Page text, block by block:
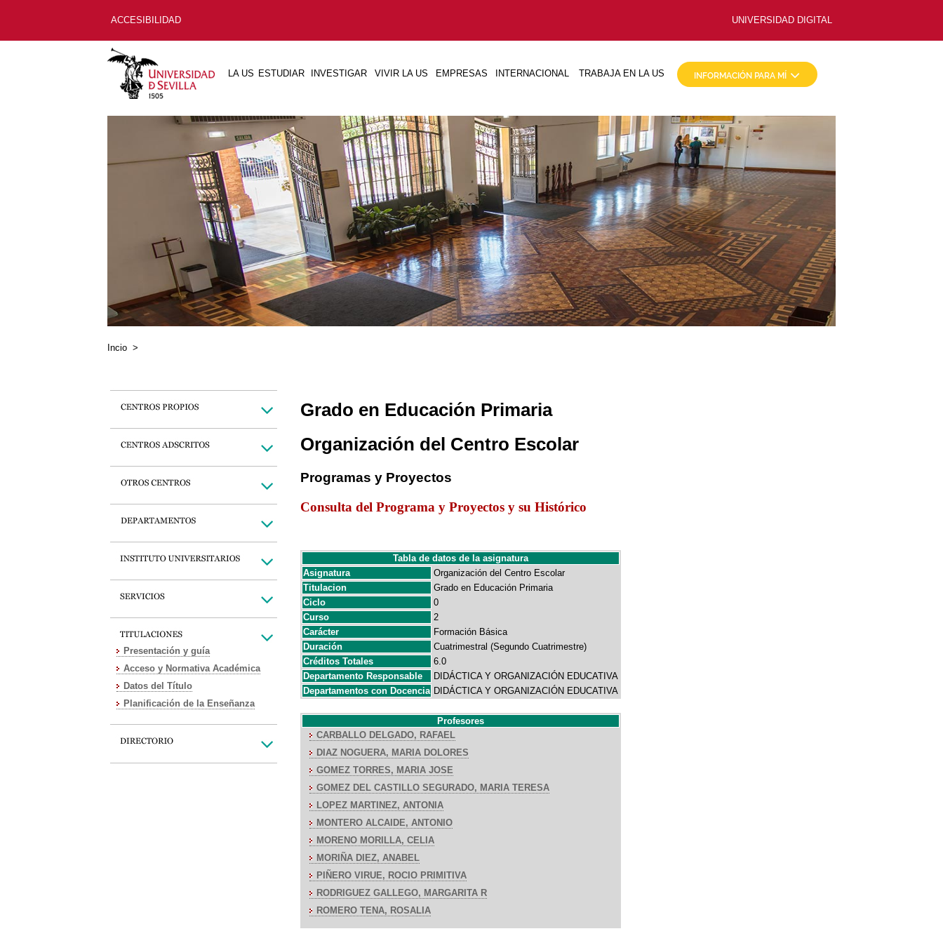
ACCESIBILIDAD UNIVERSIDAD DIGITAL
LA US ESTUDIAR INVESTIGAR VIVIR LA US EMPRESAS INTERNACIONAL TRABAJA EN LA US
Incio >
Presentación y guía
Acceso y Normativa Académica
Datos del Título
Planificación de la Enseñanza
Grado en Educación Primaria
Organización del Centro Escolar
Programas y Proyectos
Consulta del Programa y Proyectos y su Histórico
Tabla de datos de la asignatura
Asignatura
Organización del Centro Escolar
Titulacion
Grado en Educación Primaria
Ciclo
0
Curso
2
Carácter
Formación Básica
Duración
Cuatrimestral (Segundo Cuatrimestre)
Créditos Totales
6.0
Departamento Responsable
DIDÁCTICA Y ORGANIZACIÓN EDUCATIVA
Departamentos con Docencia DIDÁCTICA Y ORGANIZACIÓN EDUCATIVA
Profesores
CARBALLO DELGADO, RAFAEL
DIAZ NOGUERA, MARIA DOLORES
GOMEZ TORRES, MARIA JOSE
GOMEZ DEL CASTILLO SEGURADO, MARIA TERESA
LOPEZ MARTINEZ, ANTONIA
MONTERO ALCAIDE, ANTONIO
MORENO MORILLA, CELIA
MORIÑA DIEZ, ANABEL
PIÑERO VIRUE, ROCIO PRIMITIVA
RODRIGUEZ GALLEGO, MARGARITA R
ROMERO TENA, ROSALIA